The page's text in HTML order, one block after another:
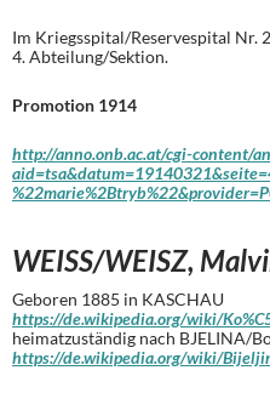
Im Kriegsspital/Reservespital Nr.
4. Abteilung/Sektion.
Promotion 1914
http://anno.onb.ac.at/cgi-content/
WEISS/WEISZ,
Geboren 1885 in KASCHAU
https://de.wikipedia.org/wiki/
heimatzuständig nach BJELINA/
https://de.wikipedia.org/wiki/